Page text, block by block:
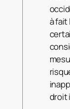
à fait
droit